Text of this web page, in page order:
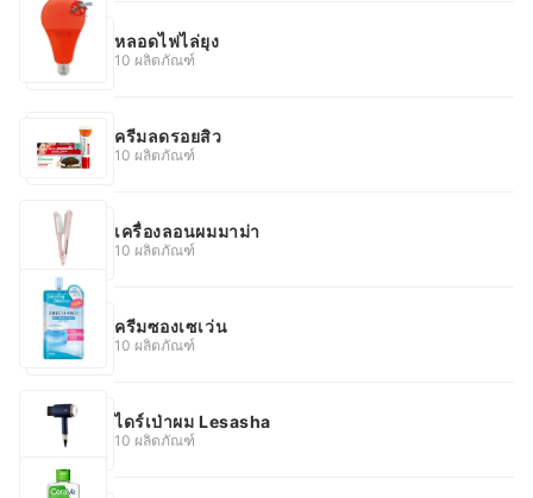
หลอดไฟไล่ยุง
10 ผลิตภัณฑ์
ครีมลดรอยสิว
10 ผลิตภัณฑ์
เครื่องลอนผมมาม่า
10 ผลิตภัณฑ์
ครีมซองเซเว่น
10 ผลิตภัณฑ์
ไดร์เป่าผม Lesasha
10 ผลิตภัณฑ์